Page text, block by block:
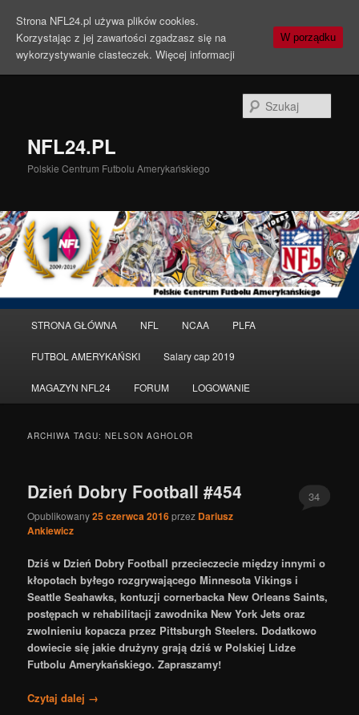
NFL24.PL
Polskie Centrum Futbolu Amerykańskiego
główne
Przeskocz
do
tekstu
Przeskocz
do
widgetów
STRONA GŁÓWNA NFL NCAA PLFA
FUTBOL AMERYKAŃSKI Salary cap 2019
MAGAZYN NFL24 FORUM LOGOWANIE
ARCHIWA TAGU:NELSON AGHOLOR
Dzień Dobry Football #454
Opublikowany25 czerwca 2016przez Dariusz
Ankiewicz
34
Dziś w Dzień Dobry Football przecieczecie między innymi o
kłopotach byłego rozgrywającego Minnesota Vikings i
Seattle Seahawks, kontuzji cornerbacka New Orleans Saints,
postępach w rehabilitacji zawodnika New York Jets oraz
zwolnieniu kopacza przez Pittsburgh Steelers. Dodatkowo
dowiecie się jakie drużyny grają dziś w Polskiej Lidze
Futbolu Amerykańskiego. Zapraszamy!
Czytaj dalej →
Strona NFL24.pl używa plików cookies.
Korzystając z jej zawartości zgadzasz się na
wykorzystywanie ciasteczek. Więcej informacji
W porządku